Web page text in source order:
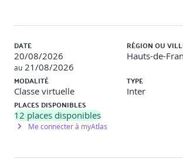
Processus de certification et préparation
Atelier pratique
: Réaliser une auto-
27001.
Préparation à l’examen ISO 27001
DATE
20/08/2026
au 21/08/2026
RÉGION OU
Hauts-de-
MODALITÉ
Classe virtuelle
TYPE
Inter
PLACES DISPONIBLES
12 places disponibles
Me connecter à myAtlas